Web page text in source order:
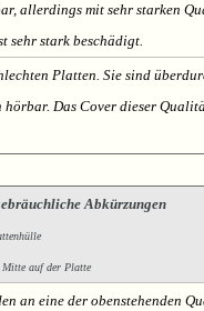
allerdings mit sehr starken
sehr stark beschädigt.
Platten. Sie sind
Das Cover dieser
Abkürzungen
auf der Platte
an eine der obenstehenden